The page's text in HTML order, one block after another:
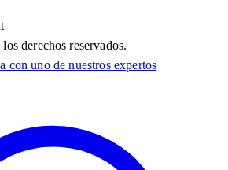
derechos reservados.
con uno de nuestros expertos